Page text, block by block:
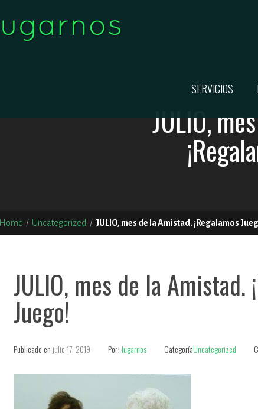
SERVICIOS
JULIO,
Home Uncategorized JULIO, mes de la Amistad. ¡Regalamos
JULIO, mes de la Amistad.
Juego!
Publicado en julio 17, 2019 Por: Jugarnos CategoríaUncategorized